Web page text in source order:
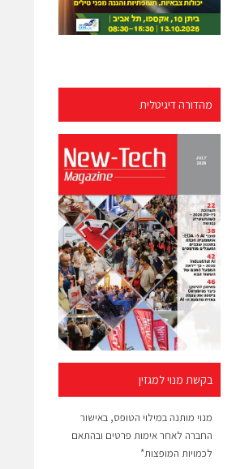
מהדורה דיגיטלית
בקשת מנוי למגזין
מנוי מותנה במילוי הטופס, באישור
החברה לאחר אימות פרטים ובהתאם
לכמויות המופצות*